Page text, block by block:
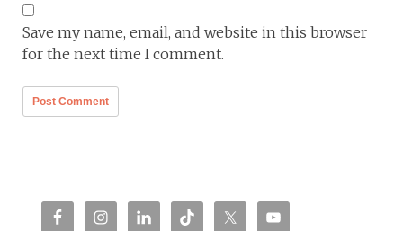
Save my name, email, and website in this browser
for the next time I comment.